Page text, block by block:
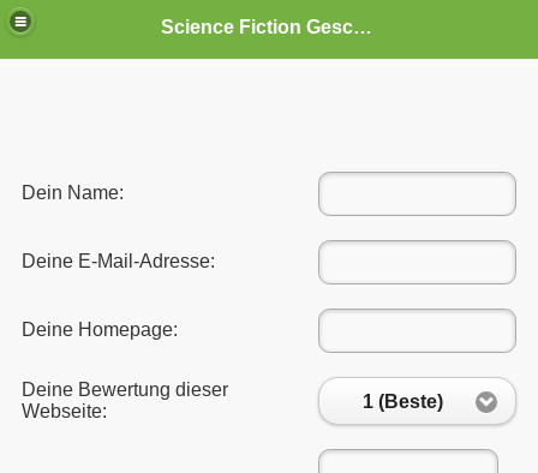
Science Fiction Geschichten
Dein Name:
Deine E-Mail-Adresse:
Deine Homepage:
Deine Bewertung dieser
Webseite:
1 (Beste)